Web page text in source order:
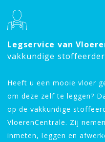
Legservice van
vakkundige
Heeft u een mooie vloer
om deze zelf te leggen?
op de vakkundige
VloerenCentrale. Zij
inmeten, leggen en